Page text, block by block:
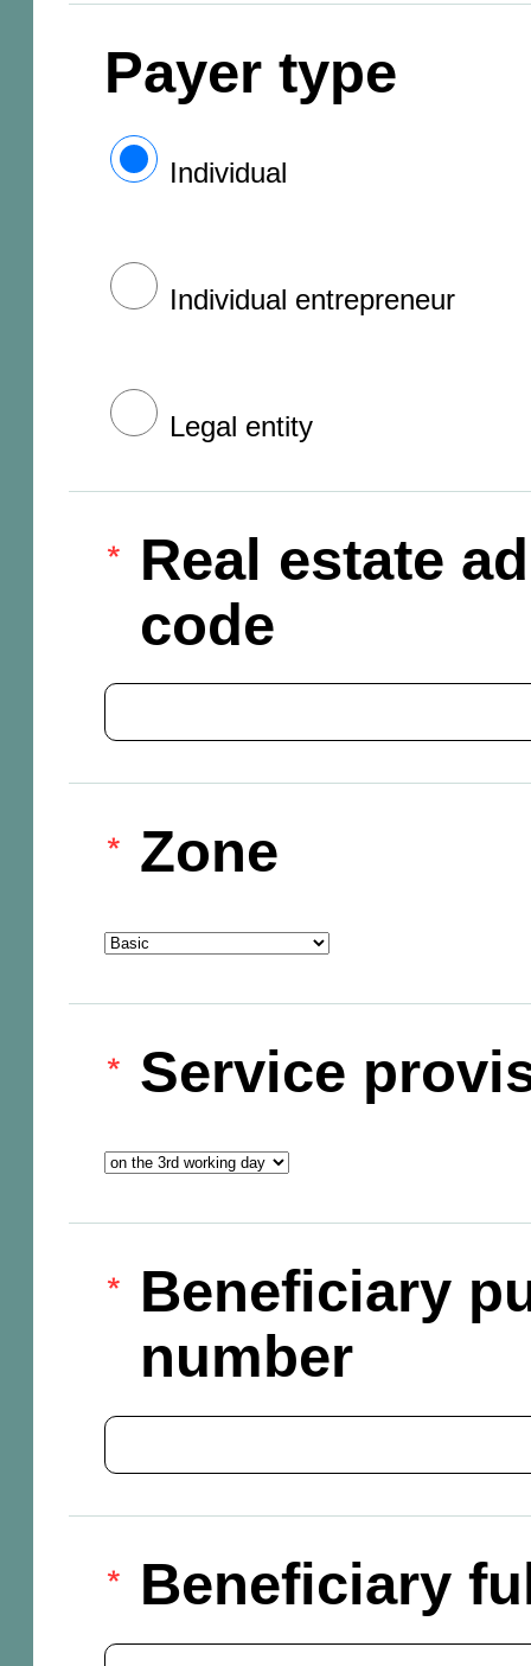
Payer type
Individual
Individual entrepreneur
Legal entity
Real estate
code
Zone
Service
Beneficiary
number
Beneficiary